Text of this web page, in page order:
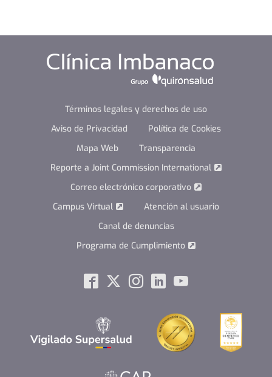
Términos legales y derechos de uso
Aviso de Privacidad
Política de Cookies
Mapa Web
Transparencia
Reporte a Joint Commission International
Correo electrónico corporativo
Campus Virtual
Atención al usuario
Canal de denuncias
Programa de Cumplimiento